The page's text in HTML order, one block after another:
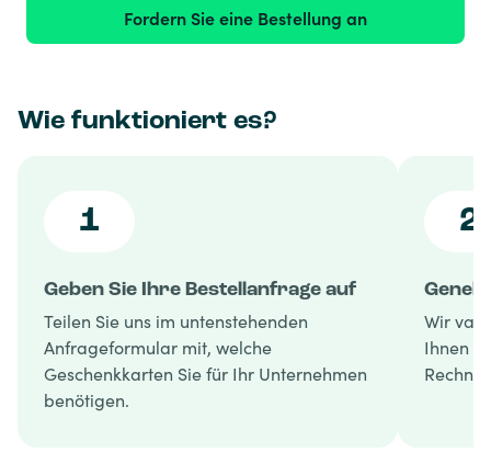
Fordern Sie eine Bestellung an
Wie funktioniert es?
1
Geben Sie Ihre Bestellanfrage auf
Teilen Sie uns im untenstehenden
Anfrageformular mit, welche
Geschenkkarten Sie für Ihr Unternehmen
benötigen.
2
Wir
Ihnen